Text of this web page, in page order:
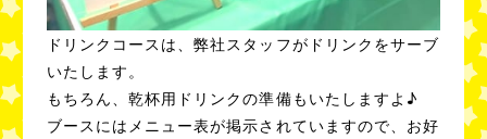
ドリンクコースは、弊社スタッフがドリンクをサーブ
いたします。
もちろん、乾杯用ドリンクの準備もいたしますよ♪
ブースにはメニュー表が掲示されていますので、お好